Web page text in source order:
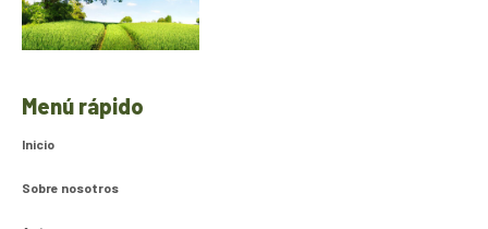
Menú rápido
Inicio
Sobre nosotros